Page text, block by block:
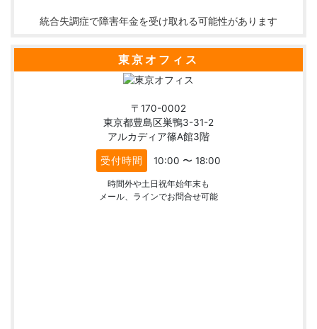
統合失調症で障害年金を受け取れる可能性があります
東京オフィス
〒170-0002
東京都豊島区巣鴨3-31-2
アルカディア篠A館3階
受付時間 10:00 〜 18:00
時間外や土日祝年始年末も
メール、ラインでお問合せ可能